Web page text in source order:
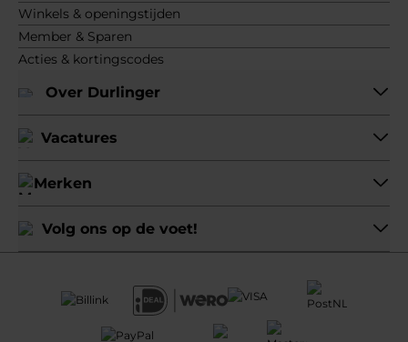
Winkels & openingstijden
Member & Sparen
Acties & kortingscodes
Over Durlinger
Vacatures
Merken
Volg ons op de voet!